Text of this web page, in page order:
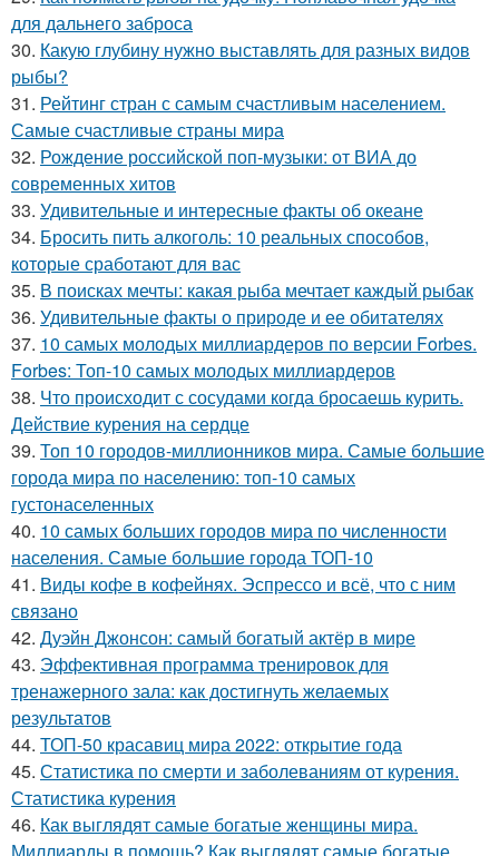
для дальнего заброса
30. Какую глубину нужно выставлять для разных видов
рыбы?
31. Рейтинг стран с самым счастливым населением.
Самые счастливые страны мира
32. Рождение российской поп-музыки: от ВИА до
современных хитов
33. Удивительные и интересные факты об океане
34. Бросить пить алкоголь: 10 реальных способов,
которые сработают для вас
35. В поисках мечты: какая рыба мечтает каждый рыбак
36. Удивительные факты о природе и ее обитателях
37. 10 самых молодых миллиардеров по версии Forbes.
Forbes: Топ-10 самых молодых миллиардеров
38. Что происходит с сосудами когда бросаешь курить.
Действие курения на сердце
39. Топ 10 городов-миллионников мира. Самые большие
города мира по населению: топ-10 самых
густонаселенных
40. 10 самых больших городов мира по численности
населения. Самые большие города ТОП-10
41. Виды кофе в кофейнях. Эспрессо и всё, что с ним
связано
42. Дуэйн Джонсон: самый богатый актёр в мире
43. Эффективная программа тренировок для
тренажерного зала: как достигнуть желаемых
результатов
44. ТОП-50 красавиц мира 2022: открытие года
45. Статистика по смерти и заболеваниям от курения.
Статистика курения
46. Как выглядят самые богатые женщины мира.